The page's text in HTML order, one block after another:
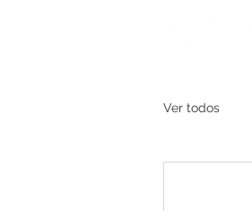
Ver todos